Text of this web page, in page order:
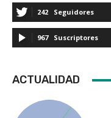
242 Seguidores
967 Suscriptores
ACTUALIDAD